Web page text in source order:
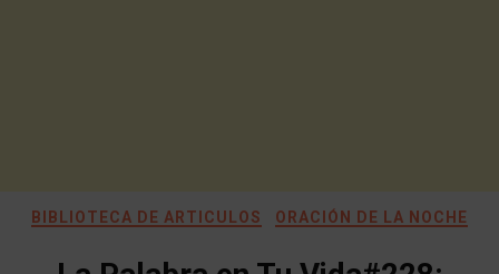
BIBLIOTECA DE ARTICULOS ORACIÓN DE LA NOCHE